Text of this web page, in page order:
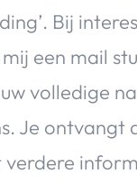
Bij
een mail
volledige
Je ontvangt